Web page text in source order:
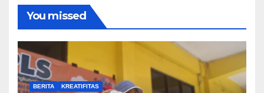
You missed
BERITA KREATIFITAS